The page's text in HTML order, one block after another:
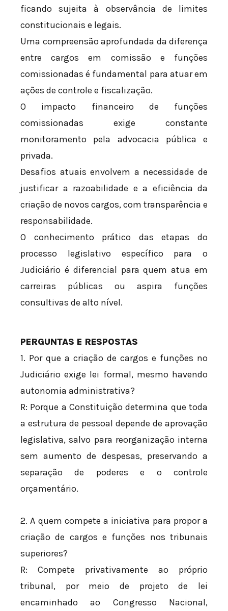
ficando sujeita à observância de limites
constitucionais e legais.
Uma compreensão aprofundada da diferença
entre cargos em comissão e funções
comissionadas é fundamental para atuar em
ações de controle e fiscalização.
O impacto financeiro de funções
comissionadas exige constante
monitoramento pela advocacia pública e
privada.
Desafios atuais envolvem a necessidade de
justificar a razoabilidade e a eficiência da
criação de novos cargos, com transparência e
responsabilidade.
O conhecimento prático das etapas do
processo legislativo específico para o
Judiciário é diferencial para quem atua em
carreiras públicas ou aspira funções
consultivas de alto nível.
PERGUNTAS E RESPOSTAS
1. Por que a criação de cargos e funções no
Judiciário exige lei formal, mesmo havendo
autonomia administrativa?
R: Porque a Constituição determina que toda
a estrutura de pessoal depende de aprovação
legislativa, salvo para reorganização interna
sem aumento de despesas, preservando a
separação de poderes e o controle
orçamentário.
2. A quem compete a iniciativa para propor a
criação de cargos e funções nos tribunais
superiores?
R: Compete privativamente ao próprio
tribunal, por meio de projeto de lei
encaminhado ao Congresso Nacional,